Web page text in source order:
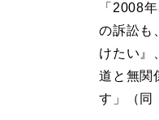
「2008
の訴訟も
けたい』
道と無関
す」（同